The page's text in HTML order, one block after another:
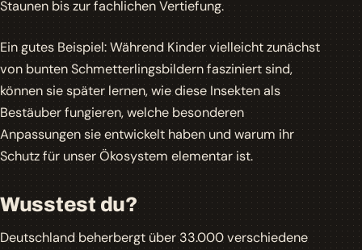
Staunen bis zur fachlichen Vertiefung.
Ein gutes Beispiel:Während Kinder vielleicht zunächst
von bunten Schmetterlingsbildern fasziniert sind,
können sie später lernen, wie diese Insekten als
Bestäuber fungieren, welche besonderen
Anpassungen sie entwickelt haben und warum ihr
Schutz für unser Ökosystem elementar ist.
Wusstest du?
Deutschland beherbergt über 33.000 verschiedene